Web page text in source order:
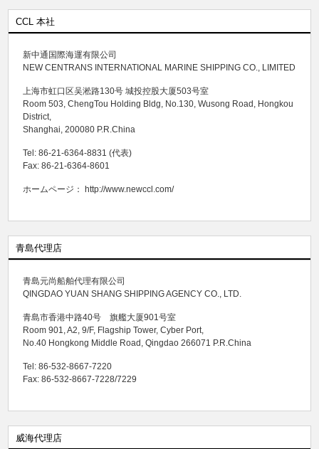
CCL 本社
新中通国際海運有限公司
NEW CENTRANS INTERNATIONAL MARINE SHIPPING CO., LIMITED
上海市虹口区吴淞路130号 城投控股大厦503号室
Room 503, ChengTou Holding Bldg, No.130, Wusong Road, Hongkou
District,
Shanghai, 200080 P.R.China
Tel: 86-21-6364-8831 (代表)
Fax: 86-21-6364-8601
ホームページ： http://www.newccl.com/
青島代理店
青島元尚船舶代理有限公司
QINGDAO YUAN SHANG SHIPPING AGENCY CO., LTD.
青島市香港中路40号 旗艦大厦901号室
Room 901, A2, 9/F, Flagship Tower, Cyber Port,
No.40 Hongkong Middle Road, Qingdao 266071 P.R.China
Tel: 86-532-8667-7220
Fax: 86-532-8667-7228/7229
威海代理店